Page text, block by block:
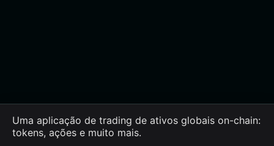
Uma aplicação de trading de ativos globais on-chain:
tokens, ações e muito mais.